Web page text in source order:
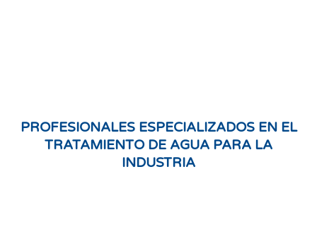
PROFESIONALES ESPECIALIZADOS EN EL
TRATAMIENTO DE AGUA PARA LA
INDUSTRIA